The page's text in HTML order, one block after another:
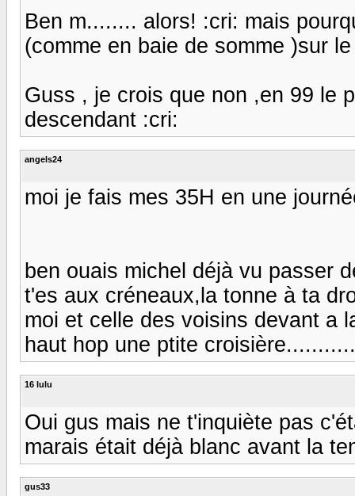
Ben m........ alors! :cri: mais
(comme en baie de somme )sur
Guss , je crois que non ,en 99 le
descendant :cri:
angels24
moi je fais mes 35H en une
ben ouais michel déjà vu passer
t'es aux créneaux,la tonne à ta
moi et celle des voisins devant a
haut hop une ptite
16 lulu
Oui gus mais ne t'inquiète pas
marais était déjà blanc avant la
gus33